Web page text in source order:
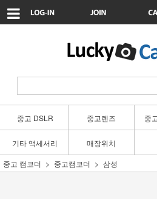
중고 DSLR 중고렌즈 중
기타 액세서리 매장위치
중고 캠코더
중고캠코더 삼성